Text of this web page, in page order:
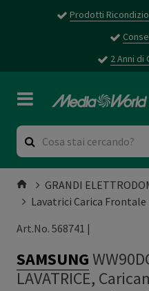
Prodotti
2 Anni di
GRANDI
Lavatrici Carica Frontale
Art.No. 568741 |
SAMSUNG
LAVATRICE,